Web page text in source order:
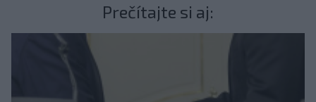
Prečítajte si aj: